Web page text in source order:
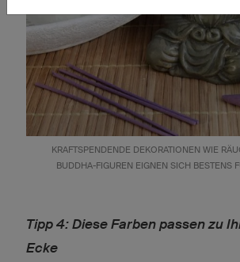
KRAFTSPENDENDE DEKORATIONEN WIE
BUDDHA-FIGUREN EIGNEN SICH BESTENS
Tipp 4: Diese Farben passen zu
Ecke